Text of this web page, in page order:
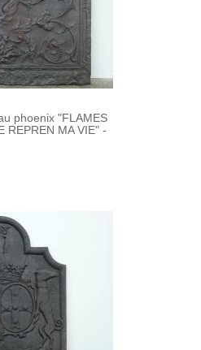
phoenix "FLAMES
REPREN MA VIE" -